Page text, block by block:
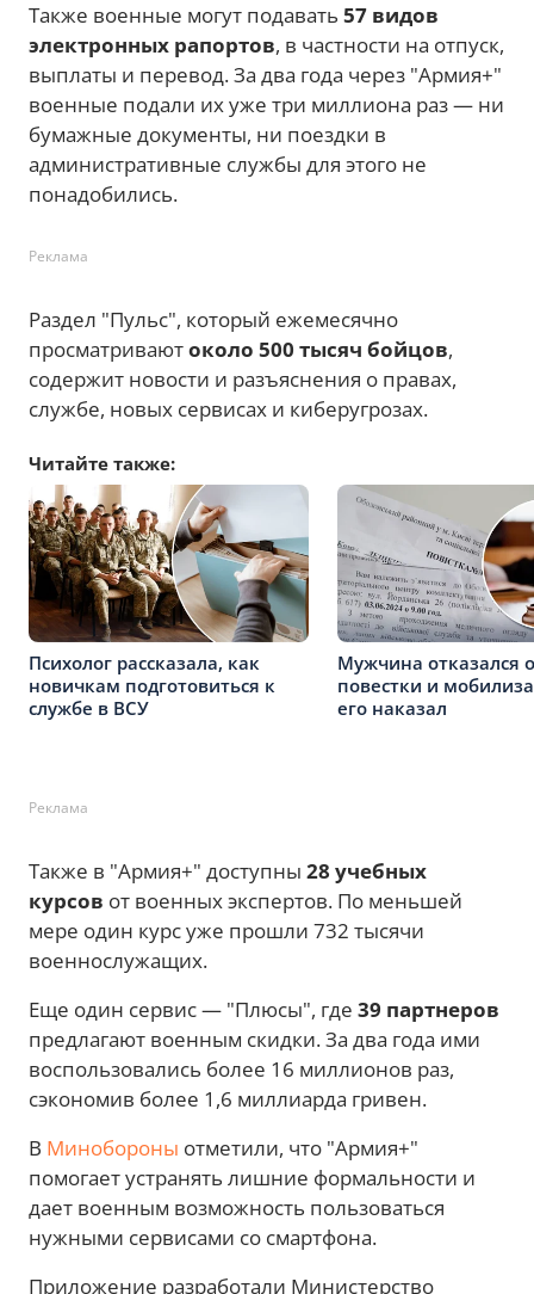
Также военные могут подавать 57 видов
электронных рапортов, в частности на отпуск,
выплаты и перевод. За два года через "Армия+"
военные подали их уже три миллиона раз — ни
бумажные документы, ни поездки в
административные службы для этого не
понадобились.
Реклама
Раздел "Пульс", который ежемесячно
просматриваютоколо 500 тысяч бойцов,
содержит новости и разъяснения о правах,
службе, новых сервисах и киберугрозах.
Читайте также:
Психолог рассказала, как
новичкам подготовиться к
службе в ВСУ
Мужчина отказался
повестки и
его наказал
Реклама
Также в "Армия+" доступны 28 учебных
курсов от военных экспертов. По меньшей
мере один курс уже прошли 732 тысячи
военнослужащих.
Еще один сервис — "Плюсы", где 39 партнеров
предлагают военным скидки. За два года ими
воспользовались более 16 миллионов раз,
сэкономив более 1,6 миллиарда гривен.
В Минобороны отметили, что "Армия+"
помогает устранять лишние формальности и
дает военным возможность пользоваться
нужными сервисами со смартфона.
Приложение разработали Министерство